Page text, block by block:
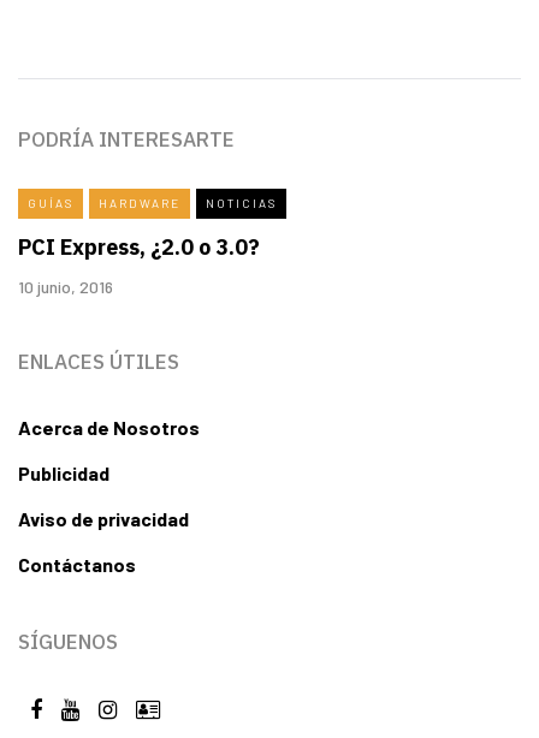
PODRÍA INTERESARTE
GUÍAS HARDWARE NOTICIAS
PCI Express, ¿2.0 o 3.0?
10 junio, 2016
ENLACES ÚTILES
Acerca de Nosotros
Publicidad
Aviso de privacidad
Contáctanos
SÍGUENOS